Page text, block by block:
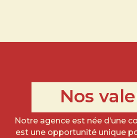
Nos
Notre agence est née d’une
est une opportunité unique